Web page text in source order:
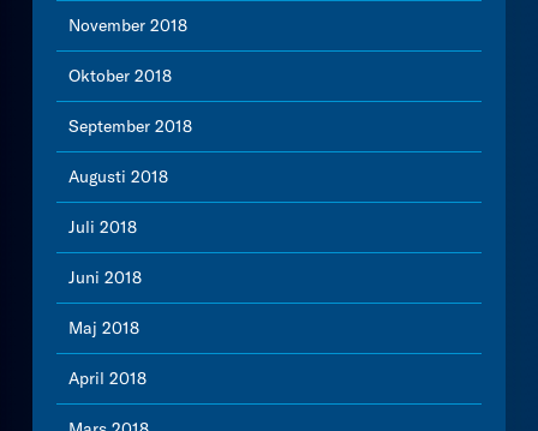
November 2018
Oktober 2018
September 2018
Augusti 2018
Juli 2018
Juni 2018
Maj 2018
April 2018